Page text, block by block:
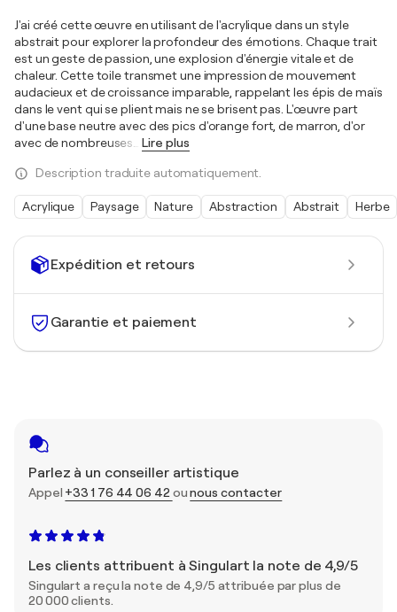
Expédition et retours
Garantie et paiement
Parlez à un conseiller artistique
Appel +33 1 76 44 06 42 ounous contacter
Les clients attribuent à Singulart la note de 4,9/5
Singulart a reçu la note de 4,9/5 attribuée par plus de
20 000 clients.
J'ai créé cette œuvre en utilisant de l'acrylique dans un style
abstrait pour explorer la profondeur des émotions. Chaque trait
est un geste de passion, une explosion d'énergie vitale et de
chaleur. Cette toile transmet une impression de mouvement
audacieux et de croissance imparable, rappelant les épis de maïs
dans le vent qui se plient mais ne se brisent pas. L'œuvre part
d'une base neutre avec des pics d'orange fort, de marron, d'or
avec de nombreuses
Lire plus
Description traduite automatiquement.
Acrylique Paysage Nature Abstraction Abstrait Herbe